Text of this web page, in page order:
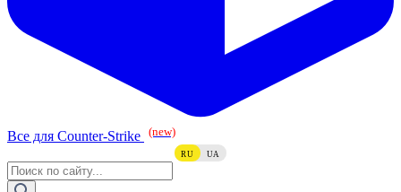
Все для Counter-Strike (new)
RU UA